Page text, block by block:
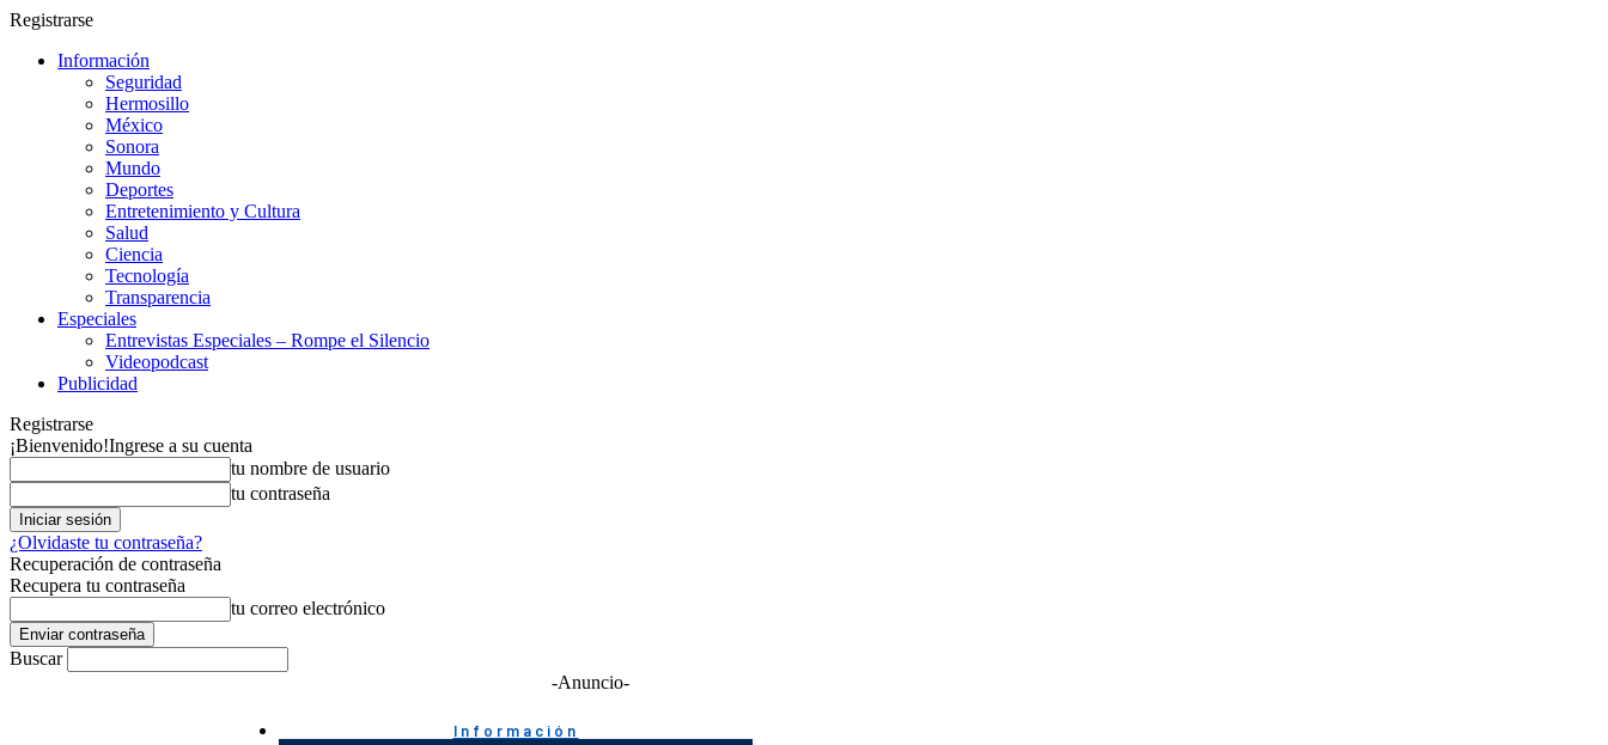
Registrarse
Información
Seguridad
Hermosillo
México
Sonora
Mundo
Deportes
Entretenimiento y Cultura
Salud
Ciencia
Tecnología
Transparencia
Especiales
Entrevistas Especiales – Rompe el Silencio
Videopodcast
Publicidad
Registrarse
¡Bienvenido!Ingrese a su cuenta
tu nombre de usuario
tu contraseña
¿Olvidaste tu contraseña?
Recuperación de contraseña
Recupera tu contraseña
tu correo electrónico
Buscar
-Anuncio-
Información